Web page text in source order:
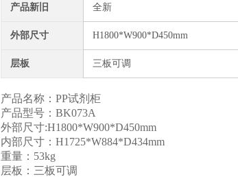
产品新旧 全新
外部尺寸 H1800*W900*D450mm
层板 三板可调
产品名称：PP试剂柜
产品型号：BK073A
外部尺寸:H1800*W900*D450mm
内部尺寸：H1725*W884*D434mm
重量：53kg
层板：三板可调